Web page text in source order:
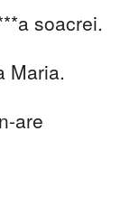
soacrei.
Maria.
are